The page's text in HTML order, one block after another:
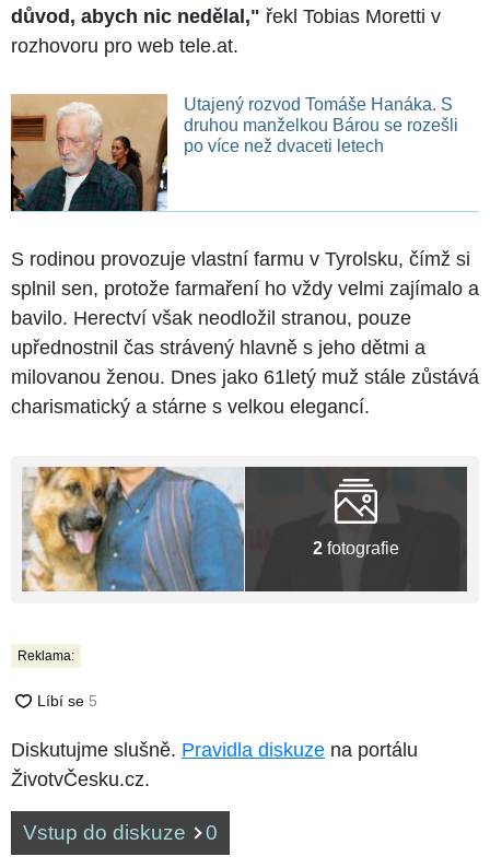
důvod, abych nic nedělal," řekl Tobias Moretti v
rozhovoru pro web tele.at.
Utajený rozvod Tomáše Hanáka. S
druhou manželkou Bárou se rozešli
po více než dvaceti letech
S rodinou provozuje vlastní farmu v Tyrolsku, čímž si
splnil sen, protože farmaření ho vždy velmi zajímalo a
bavilo. Herectví však neodložil stranou, pouze
upřednostnil čas strávený hlavně s jeho dětmi a
milovanou ženou. Dnes jako 61letý muž stále zůstává
charismatický a stárne s velkou elegancí.
2 fotografie
Reklama:
Diskutujme slušně. Pravidla diskuze na portálu
ŽivotvČesku.cz.
Vstup do diskuze 0